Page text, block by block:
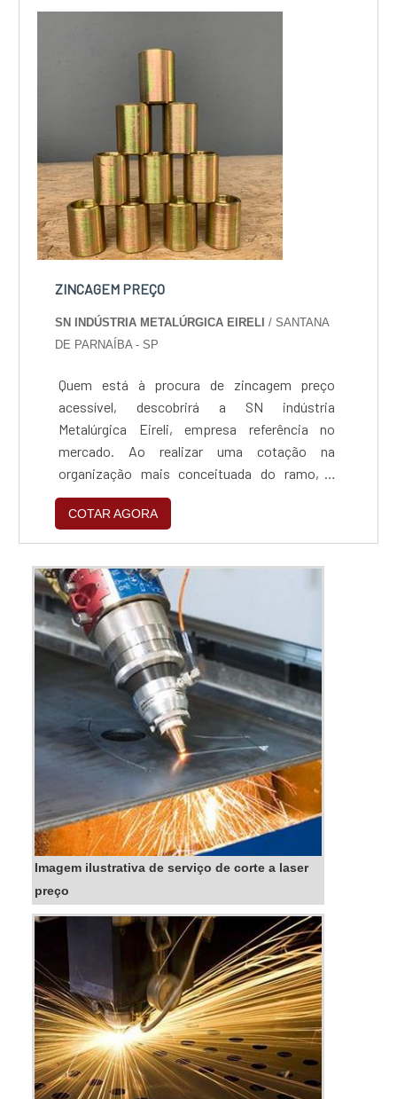
custo-benefício e um design completo de
ZINCAGEM PREÇO
SN INDÚSTRIA METALÚRGICA EIRELI/ SANTANA
DE PARNAÍBA - SP
Quem está à procura de zincagem preço
acessível, descobrirá a SN indústria
Metalúrgica Eireli, empresa referência no
mercado. Ao realizar uma cotação na
organização mais conceituada do ramo, o
cliente contará com serviços de excelência e o
suporte de especialistas para sanar eventuais
dúvidas.ZINCAGEM PREÇO JUSTO E
ACESSÍVELQuem procura por zincagem preço
acessível em uma empresa que preza pela
segurança, encontra na internet a SN indús...
COTAR AGORA
Imagem ilustrativa de serviço de corte a laser
preço